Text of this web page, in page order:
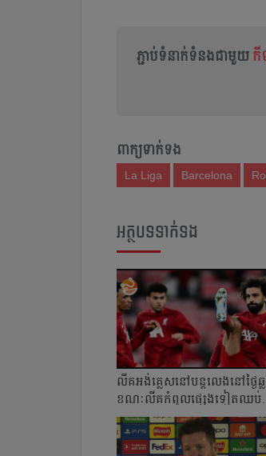
ភ្ជាប់ទំនាក់ទំនងជាមួយ កី
ពាក្យទាក់ទង
La Liga Barcelona
អត្ថបទទាក់ទង
លីគ​អង់គ្លេស​នៅ​បន្ត​លេង​នៅ​ថ្ងៃ​ឆ្ល
ខណៈ​លីគ​កំពូល​ផ្សេង​ទៀត​ឈប់...